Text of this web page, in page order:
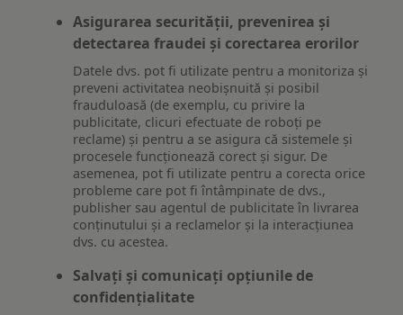
Asigurarea securității, prevenirea și
detectarea fraudei și corectarea erorilor
Datele dvs. pot fi utilizate pentru a monitoriza și
preveni activitatea neobișnuită și posibil
frauduloasă (de exemplu, cu privire la
publicitate, clicuri efectuate de roboți pe
reclame) și pentru a se asigura că sistemele și
procesele funcționează corect și sigur. De
asemenea, pot fi utilizate pentru a corecta orice
probleme care pot fi întâmpinate de dvs.,
publisher sau agentul de publicitate în livrarea
conținutului și a reclamelor și la interacțiunea
dvs. cu acestea.
Salvați și comunicați opțiunile de
confidențialitate